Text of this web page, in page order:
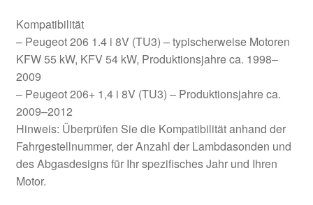
Kompatibilität
– Peugeot 206 1.4 i 8V (TU3) – typischerweise Motoren
KFW 55 kW, KFV 54 kW, Produktionsjahre ca. 1998–
2009
– Peugeot 206+ 1,4 i 8V (TU3) – Produktionsjahre ca.
2009–2012
Hinweis: Überprüfen Sie die Kompatibilität anhand der
Fahrgestellnummer, der Anzahl der Lambdasonden und
des Abgasdesigns für Ihr spezifisches Jahr und Ihren
Motor.